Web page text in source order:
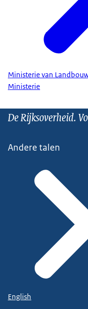
Ministerie van
Ministerie
De Rijksoverheid.
Andere talen
English